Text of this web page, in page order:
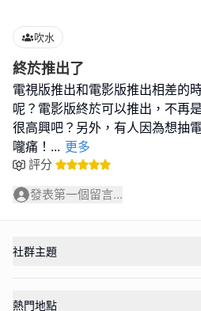
吹水
終於推出了
電視版推出和電影版推出相差的
呢？電影版終於可以推出，不再
很高興吧？另外，有人因為想抽
嚨痛！ ... 更多
評分
發表第一個留言...
社群主題
熱門地點